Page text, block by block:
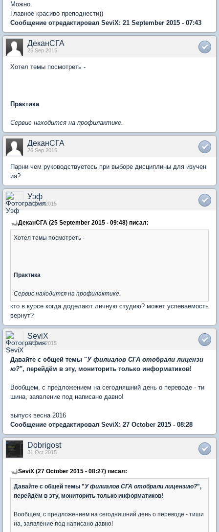
Можно.
Главное красиво преподнести))
Сообщение отредактировал SeviX: 21 September 2015 - 07:43
ДеканСГА
25 Sep 2015
Хотел темы посмотреть -
Практика
Сервис находится на профилактике.
ДеканСГА
26 Sep 2015
Парни чем руководствуетесь при выборе дисциплины для изучен
ия?
Уэф
20 Oct 2015
ДеканСГА (25 September 2015 - 09:48) писал:
Хотел темы посмотреть -
Практика
Сервис находится на профилактике.
кто в курсе когда доделают личную студию? может успеваемость
вернут?
SeviX
27 Oct 2015
Давайте с общей темы "У филиалов СГА отобрали лицензи
ю?", перейдём в эту, мониторить только информатиков!
Вообщем, с предложением на сегодняшний день о переводе - ти
шина, заявление под написано давно!
выпуск весна 2016
Сообщение отредактировал SeviX: 27 October 2015 - 08:28
Dobrigost
31 Oct 2015
SeviX (27 October 2015 - 08:27) писал:
Давайте с общей темы "У филиалов СГА отобрали лицензию?",
перейдём в эту, мониторить только информатиков!
Вообщем, с предложением на сегодняшний день о переводе - тиши
на, заявление под написано давно!